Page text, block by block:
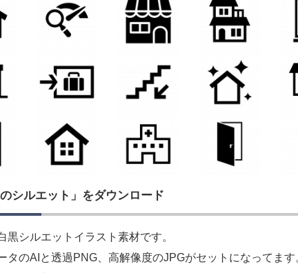
のシルエット」をダウンロード
黒シルエットイラスト素材です。
タのAIと透過PNG、高解像度のJPGがセットになってます